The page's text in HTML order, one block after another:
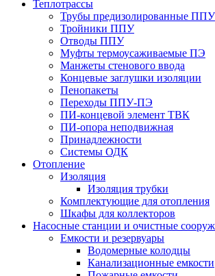
Теплотрассы
Трубы предизолированные ППУ
Тройники ППУ
Отводы ППУ
Муфты термоусаживаемые ПЭ
Манжеты стенового ввода
Концевые заглушки изоляции
Пенопакеты
Переходы ППУ-ПЭ
ПИ-концевой элемент ТВК
ПИ-опора неподвижная
Принадлежности
Системы ОДК
Отопление
Изоляция
Изоляция трубки
Комплектующие для отопления
Шкафы для коллекторов
Насосные станции и очистные
Емкости и резервуары
Водомерные колодцы
Канализационные емкости